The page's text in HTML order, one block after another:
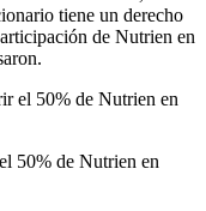
tiene un derecho
de Nutrien en
50% de Nutrien en